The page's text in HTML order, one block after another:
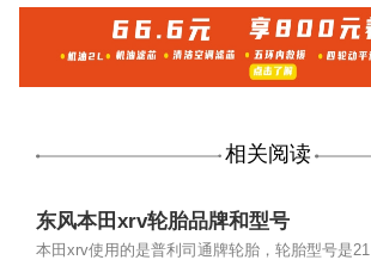
相关阅读
东风本田xrv轮胎品牌和型号
本田xrv使用的是普利司通牌轮胎，轮胎型号是21